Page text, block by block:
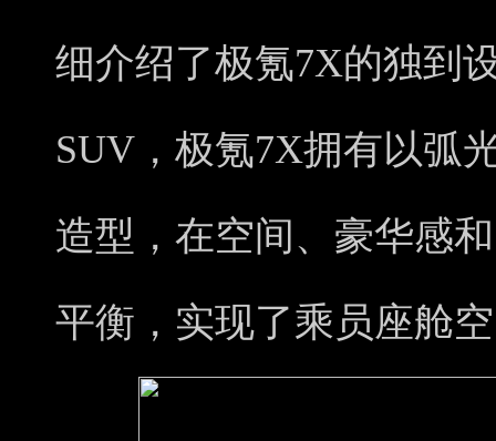
细介绍了极氪7X的独到
SUV，极氪7X拥有以弧
造型，在空间、豪华感
平衡，实现了乘员座舱